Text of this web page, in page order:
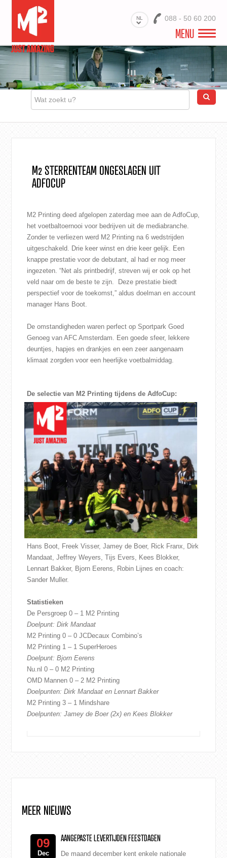
NL 088 - 50 60 200
MENU
WELKOM
PROJECTEN
PRODUCTEN
MATERIALEN
OVER ONS
CONTACT
WEBSHOP
M2 STERRENTEAM ONGESLAGEN UIT
ADFOCUP
M2 Printing deed afgelopen zaterdag mee aan deAdfoCup
het voetbaltoernooi voor bedrijven uit de mediabranche.
Zonder te verliezen werd M2 Printing na 6 wedstrijden
uitgeschakeld. Drie keer winst en drie keer gelijk. Een
knappe prestatie voor de debutant, al had er nog meer
ingezeten. “Net als printbedrijf, streven wij er ook op het
veld naar om de beste te zijn. Deze prestatie biedt
perspectief voor de toekomst,” aldus doelman en account
manager Hans Boot.
De omstandigheden waren perfect op Sportpark Goed
Genoeg van AFC Amsterdam. Een goede sfeer, lekkere
deuntjes, hapjes en drankjes en een zeer aangenaam
klimaat zorgden voor een heerlijke voetbalmiddag.
De selectie van M2 Printing tijdens de AdfoCup:
Hans Boot, Freek Visser, Jamey de Boer, Rick Franx, Dirk
Mandaat, Jeffrey Weyers, Tijs Evers, Kees Blokker,
Lennart Bakker, Bjorn Eerens, Robin Lijnes en coach:
Sander Muller.
Statistieken
De Persgroep 0 – 1 M2 Printing
Doelpunt: Dirk Mandaat
M2 Printing 0 – 0 JCDecaux Combino’s
M2 Printing 1 – 1 SuperHeroes
Doelpunt: Bjorn Eerens
Nu.nl 0 – 0 M2 Printing
OMD Mannen 0 – 2 M2 Printing
Doelpunten: Dirk Mandaat en Lennart Bakker
M2 Printing 3 – 1 Mindshare
Doelpunten: Jamey de Boer (2x) en Kees Blokker
MEER NIEUWS
09
Dec
AANGEPASTE LEVERTIJDEN FEESTDAGEN
De maand december kent enkele nationale